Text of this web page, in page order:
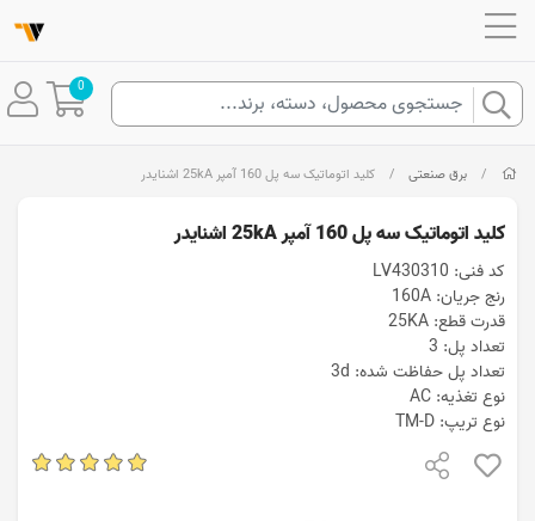
0
/ برق صنعتی / کلید اتوماتیک سه پل 160 آمپر 25kA اشنایدر
کلید اتوماتیک سه پل 160 آمپر 25kA اشنایدر
کد فنی: LV430310
رنج جریان: 160A
قدرت قطع: 25KA
تعداد پل: 3
تعداد پل حفاظت شده: 3d
نوع تغذیه: AC
نوع تریپ: TM-D